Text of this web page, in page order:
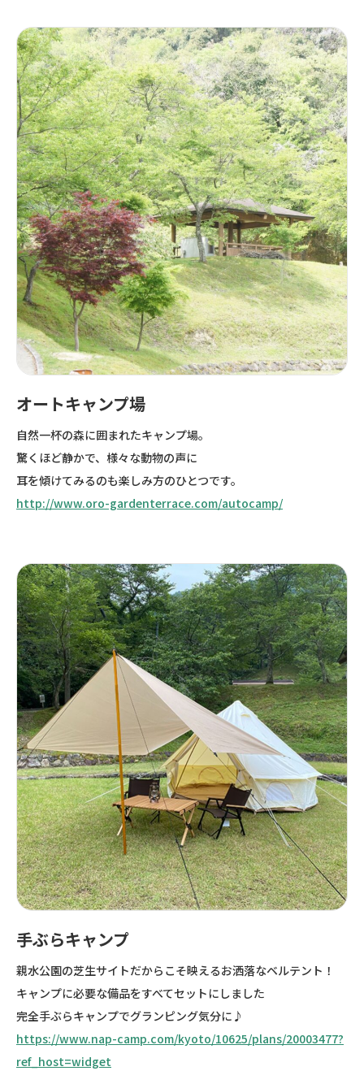
オートキャンプ場
自然一杯の森に囲まれたキャンプ場。
驚くほど静かで、様々な動物の声に
耳を傾けてみるのも楽しみ方のひとつです。
http://www.oro-gardenterrace.com/autocamp/
手ぶらキャンプ
親水公園の芝生サイトだからこそ映えるお洒落なベルテント！
キャンプに必要な備品をすべてセットにしました
完全手ぶらキャンプでグランピング気分に♪
https://www.nap-camp.com/kyoto/10625/plans/20003477?
ref_host=widget